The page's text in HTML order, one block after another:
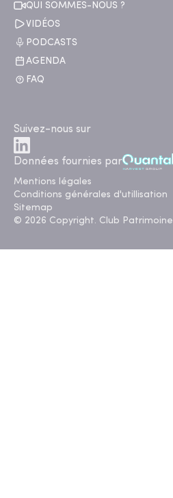
QUI SOMMES-NOUS ?
VIDÉOS
PODCASTS
AGENDA
FAQ
Suivez-nous sur
Données fournies par
Mentions légales
Conditions générales d'utillisation
Sitemap
© 2026 Copyright. Club Patrimoine